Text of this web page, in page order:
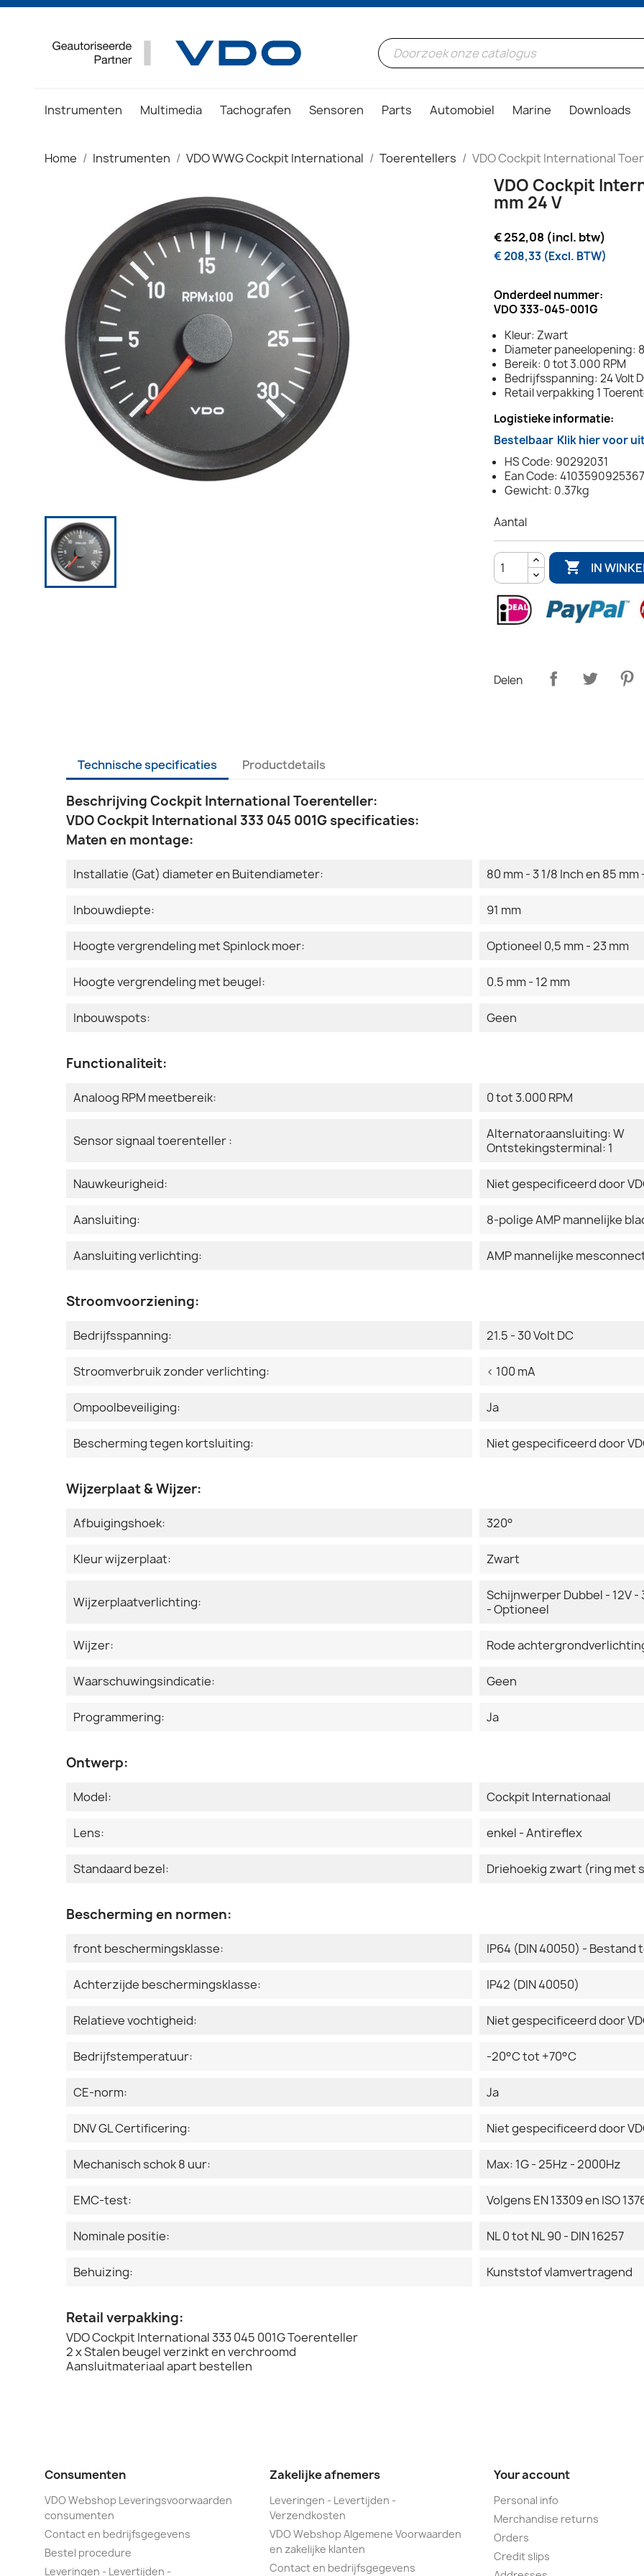
Instrumenten Multimedia Tachografen Sensoren Parts Automobiel Marine Downloads
Home Instrumenten VDO WWG Cockpit International Toerentellers VDO Cockpit International
VDO Cockpit
mm 24 V
€ 252,08 (incl. btw)
€ 208,33 (Excl. BTW)
Onderdeel nummer:
VDO 333-045-001G
Kleur: Zwart
Diameter paneelopening:
Bereik: 0 tot 3.000 RPM
Bedrijfsspanning: 24 Volt
Retail verpakking 1
Logistieke informatie:
Bestelbaar Klik hier voor
HS Code: 90292031
Ean Code: 4103590925367
Gewicht: 0.37kg
Aantal
 IN
Delen
Technische specificaties Productdetails
Beschrijving Cockpit International Toerenteller:
VDO Cockpit International 333 045 001G specificaties:
Maten en montage:
Installatie (Gat) diameter en Buitendiameter: 80 mm - 3 1/8 Inch en 85 mm
Inbouwdiepte: 91 mm
Hoogte vergrendeling met Spinlock moer: Optioneel 0,5 mm - 23 mm
Hoogte vergrendeling met beugel: 0.5 mm - 12 mm
Inbouwspots: Geen
Functionaliteit:
Analoog RPM meetbereik: 0 tot 3.000 RPM
Sensor signaal toerenteller :
Alternatoraansluiting: W
Ontstekingsterminal: 1
Nauwkeurigheid: Niet gespecificeerd door
Aansluiting: 8-polige AMP mannelijke
Aansluiting verlichting: AMP mannelijke
Stroomvoorziening:
Bedrijfsspanning: 21.5 - 30 Volt DC
Stroomverbruik zonder verlichting: < 100 mA
Ompoolbeveiliging: Ja
Bescherming tegen kortsluiting: Niet gespecificeerd door
Wijzerplaat & Wijzer:
Afbuigingshoek: 320°
Kleur wijzerplaat: Zwart
Wijzerplaatverlichting:
Schijnwerper Dubbel - 12V -
- Optioneel
Wijzer: Rode
Waarschuwingsindicatie: Geen
Programmering: Ja
Ontwerp:
Model: Cockpit Internationaal
Lens: enkel - Antireflex
Standaard bezel: Driehoekig zwart (ring met
Bescherming en normen:
front beschermingsklasse: IP64 (DIN 40050) -
Achterzijde beschermingsklasse: IP42 (DIN 40050)
Relatieve vochtigheid: Niet gespecificeerd door
Bedrijfstemperatuur: -20°C tot +70°C
CE-norm: Ja
DNV GL Certificering: Niet gespecificeerd door
Mechanisch schok 8 uur: Max: 1G - 25Hz - 2000Hz
EMC-test: Volgens EN 13309 en ISO
Nominale positie: NL 0 tot NL 90 - DIN 16257
Behuizing: Kunststof vlamvertragend
Retail verpakking:
VDO Cockpit International 333 045 001G Toerenteller
2 x Stalen beugel verzinkt en verchroomd
Aansluitmateriaal apart bestellen
Consumenten
VDO Webshop Leveringsvoorwaarden
consumenten
Contact en bedrijfsgegevens
Bestel procedure
Leveringen - Levertijden -
Zakelijke afnemers
Leveringen - Levertijden -
Verzendkosten
VDO Webshop Algemene Voorwaarden
en zakelijke klanten
Contact en bedrijfsgegevens
Your account
Personal info
Merchandise returns
Orders
Credit slips